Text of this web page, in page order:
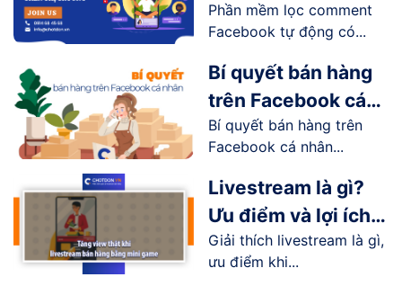
Facebook tự động
hot nhất trên thị
trường
Phần mềm lọc comment
Facebook tự động có...
Bí quyết bán hàng
trên Facebook cá
nhân hiệu quả
Bí quyết bán hàng trên
Facebook cá nhân...
Livestream là gì?
Ưu điểm và lợi ích
livestream mang lại
như thế nào?
Giải thích livestream là gì,
ưu điểm khi...